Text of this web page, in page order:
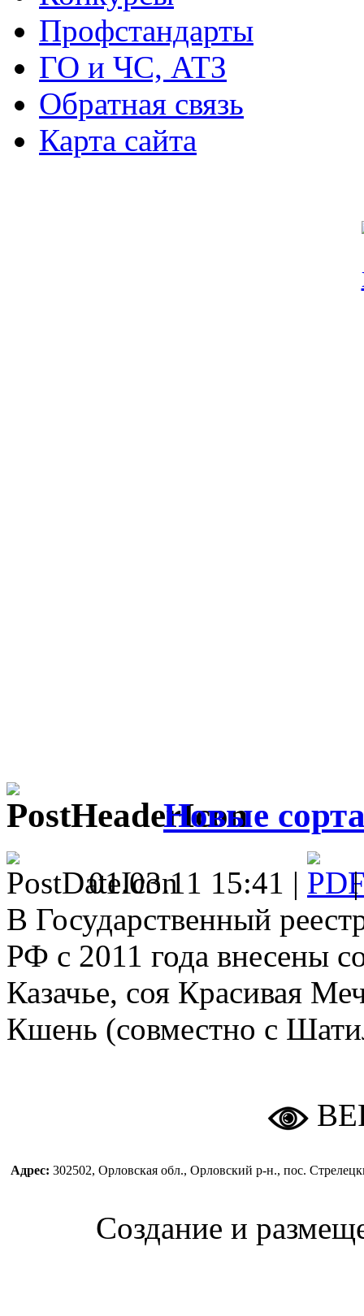
Профстандарты
ГО и ЧС, АТЗ
Обратная связь
Карта сайта
Новые
01.03.11 15:41 |
В Государственный
РФ с 2011 года внесены
Казачье, соя Красивая
Кшень (совместно с
Адрес: 302502, Орловская обл., Орловский р-н., пос.
Создание и